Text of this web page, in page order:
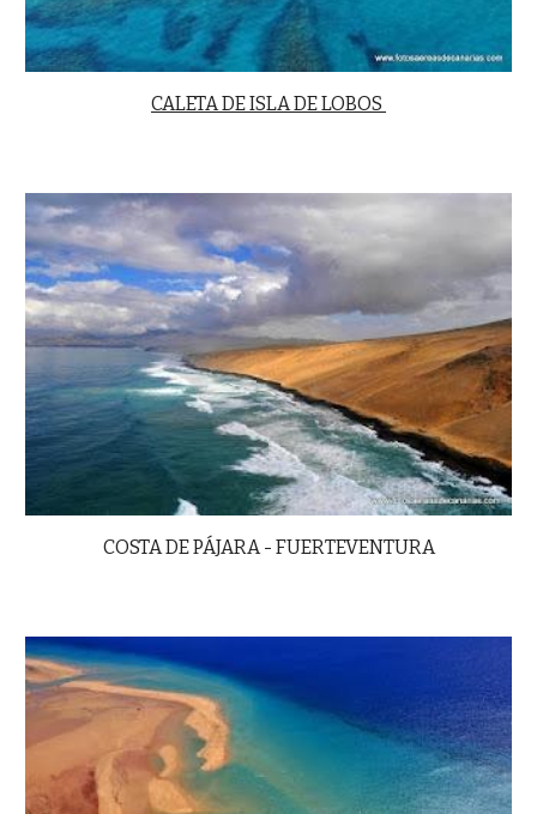
CALETA DE ISLA DE LOBOS
COSTA DE PÁJARA - FUERTEVENTURA